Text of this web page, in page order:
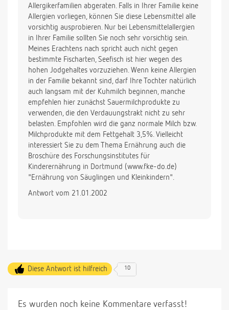
Allergikerfamilien abgeraten. Falls in Ihrer Familie keine
Allergien vorliegen, können Sie diese Lebensmittel alle
vorsichtig ausprobieren. Nur bei Lebensmittelallergien
in Ihrer Familie sollten Sie noch sehr vorsichtig sein.
Meines Erachtens nach spricht auch nicht gegen
bestimmte Fischarten, Seefisch ist hier wegen des
hohen Jodgehaltes vorzuziehen. Wenn keine Allergien
in der Familie bekannt sind, darf Ihre Tochter natürlich
auch langsam mit der Kuhmilch beginnen, manche
empfehlen hier zunächst Sauermilchprodukte zu
verwenden, die den Verdauungstrakt nicht zu sehr
belasten. Empfohlen wird die ganz normale Milch bzw.
Milchprodukte mit dem Fettgehalt 3,5%. Vielleicht
interessiert Sie zu dem Thema Ernährung auch die
Broschüre des Forschungsinstitutes für
Kinderernährung in Dortmund (www.fke-do.de)
"Ernährung von Säuglingen und Kleinkindern".
Antwort vom 21.01.2002
Diese Antwort ist hilfreich 10
Es wurden noch keine Kommentare verfasst!